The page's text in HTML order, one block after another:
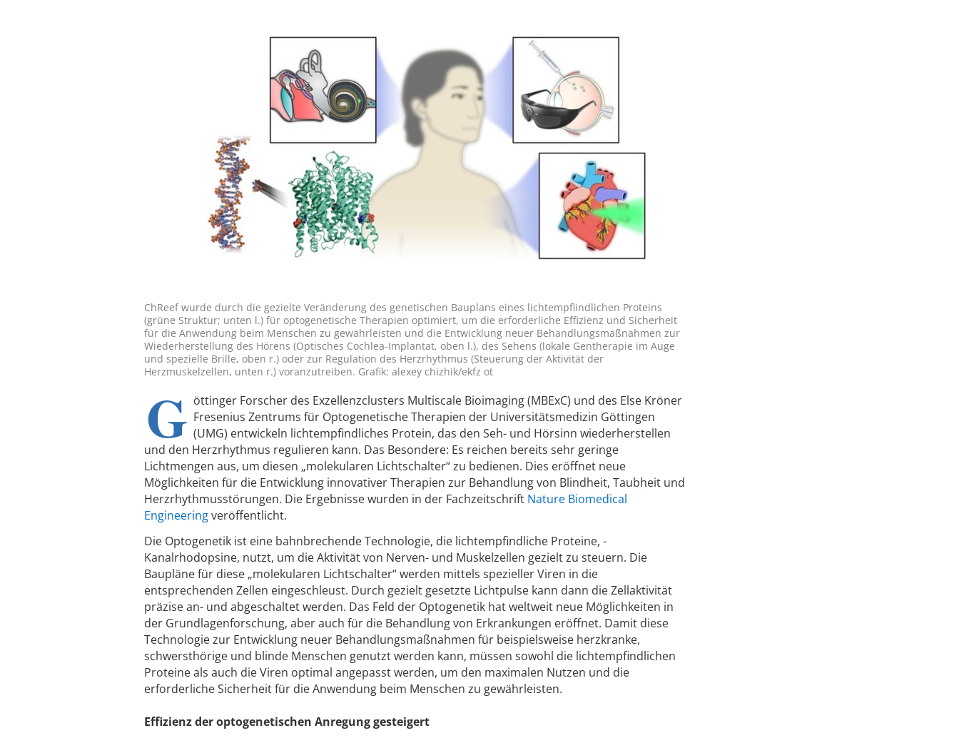
ChReef wurde durch die gezielte Veränderung des genetischen Bauplans eines lichtempflindlichen Proteins
(grüne Struktur; unten l.) für optogenetische Therapien optimiert, um die erforderliche Effizienz und Sicherheit
für die Anwendung beim Menschen zu gewährleisten und die Entwicklung neuer Behandlungsmaßnahmen zur
Wiederherstellung des Hörens (Optisches Cochlea-Implantat, oben l.), des Sehens (lokale Gentherapie im Auge
und spezielle Brille, oben r.) oder zur Regulation des Herzrhythmus (Steuerung der Aktivität der
Herzmuskelzellen, unten r.) voranzutreiben. Grafik: alexey chizhik/ekfz ot
G öttinger Forscher des Exzellenzclusters Multiscale Bioimaging (MBExC) und des Else Kröner
Fresenius Zentrums für Optogenetische Therapien der Universitätsmedizin Göttingen
(UMG) entwickeln lichtempfindliches Protein, das den Seh- und Hörsinn wiederherstellen
und den Herzrhythmus regulieren kann. Das Besondere: Es reichen bereits sehr geringe
Lichtmengen aus, um diesen „molekularen Lichtschalter“ zu bedienen. Dies eröffnet neue
Möglichkeiten für die Entwicklung innovativer Therapien zur Behandlung von Blindheit, Taubheit und
Herzrhythmusstörungen. Die Ergebnisse wurden in der Fachzeitschrift Nature Biomedical
Engineeringveröffentlicht.
Die Optogenetik ist eine bahnbrechende Technologie, die lichtempfindliche Proteine, -
Kanalrhodopsine, nutzt, um die Aktivität von Nerven- und Muskelzellen gezielt zu steuern. Die
Baupläne für diese „molekularen Lichtschalter“ werden mittels spezieller Viren in die
entsprechenden Zellen eingeschleust. Durch gezielt gesetzte Lichtpulse kann dann die Zellaktivität
präzise an- und abgeschaltet werden. Das Feld der Optogenetik hat weltweit neue Möglichkeiten in
der Grundlagenforschung, aber auch für die Behandlung von Erkrankungen eröffnet. Damit diese
Technologie zur Entwicklung neuer Behandlungsmaßnahmen für beispielsweise herzkranke,
schwersthörige und blinde Menschen genutzt werden kann, müssen sowohl die lichtempfindlichen
Proteine als auch die Viren optimal angepasst werden, um den maximalen Nutzen und die
erforderliche Sicherheit für die Anwendung beim Menschen zu gewährleisten.
Effizienz der optogenetischen Anregung gesteigert